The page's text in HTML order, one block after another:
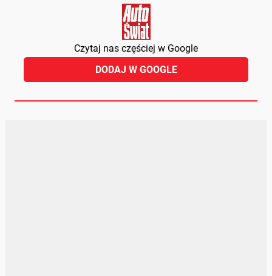
Czytaj nas częściej w Google
DODAJ W GOOGLE